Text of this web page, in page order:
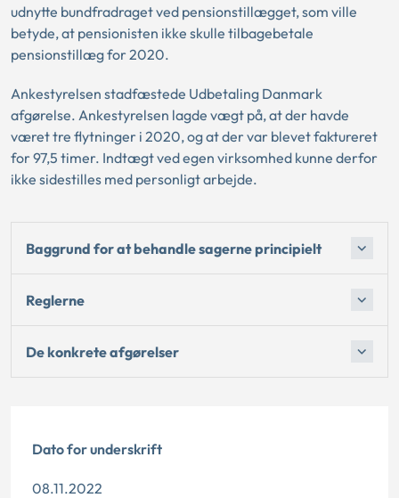
udnytte bundfradraget ved pensionstillægget, som ville
betyde, at pensionisten ikke skulle tilbagebetale
pensionstillæg for 2020.
Ankestyrelsen stadfæstede Udbetaling Danmark
afgørelse. Ankestyrelsen lagde vægt på, at der havde
været tre flytninger i 2020, og at der var blevet faktureret
for 97,5 timer. Indtægt ved egen virksomhed kunne derfor
ikke sidestilles med personligt arbejde.
Baggrund for at behandle sagerne principielt
Reglerne
De konkrete afgørelser
Dato for underskrift
08.11.2022